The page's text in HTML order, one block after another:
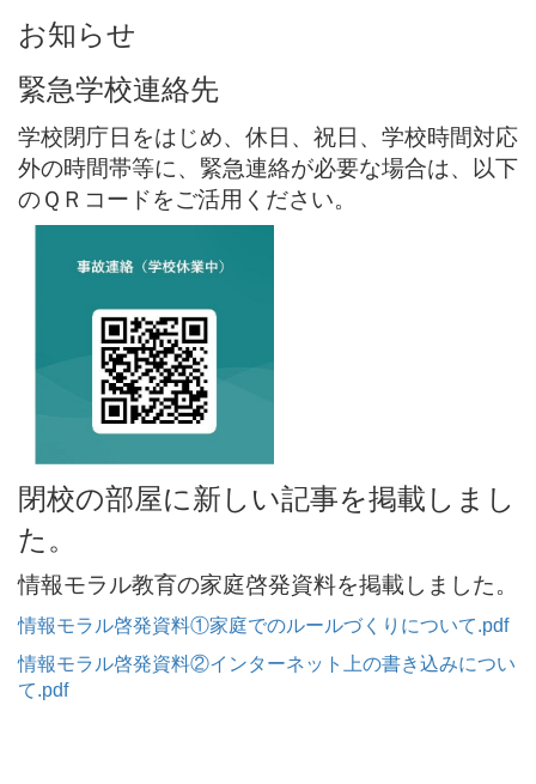
お知らせ
緊急学校連絡先
学校閉庁日をはじめ、休日、祝日、学校時間対応
外の時間帯等に、緊急連絡が必要な場合は、以下
のＱＲコードをご活用ください。
閉校の部屋に新しい記事を掲載しまし
た。
情報モラル教育の家庭啓発資料を掲載しました。
情報モラル啓発資料①家庭でのルールづくりについて.pdf
情報モラル啓発資料②インターネット上の書き込みについ
て.pdf